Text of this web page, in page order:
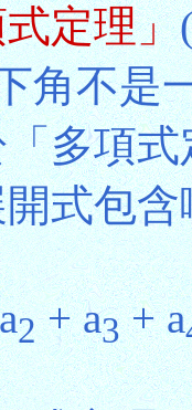
定理」
角不是
多項
式包
2+ a3+ a